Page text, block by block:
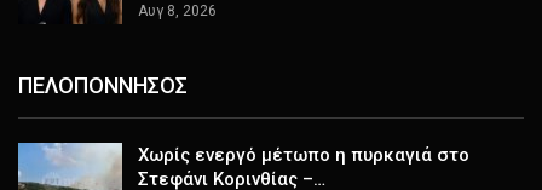
Αυγ 8, 2026
ΠΕΛΟΠΟΝΝΗΣΟΣ
Χωρίς ενεργό μέτωπο η πυρκαγιά στο
Στεφάνι Κορινθίας –…